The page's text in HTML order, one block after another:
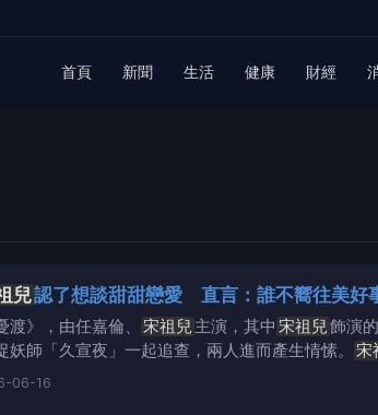
首頁 新聞 生活 健康 財經
兒認了想談甜甜戀愛 直言：誰不嚮往美好
》，由任嘉倫、 宋祖兒 主演，其中 宋祖兒飾演
師「久宣夜」一起追查，兩人進而產生情愫。
宋
06-16